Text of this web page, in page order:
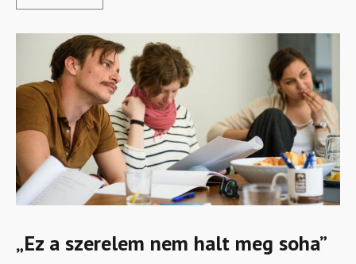
„Ez a szerelem nem halt meg soha”